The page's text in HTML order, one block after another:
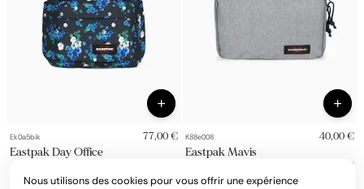
Ek0a5bik 77,00 €
Eastpak Day Office
couleurs
K88e008 40,00 €
Eastpak Mavis
Nous utilisons des cookies pour vous offrir une expérience